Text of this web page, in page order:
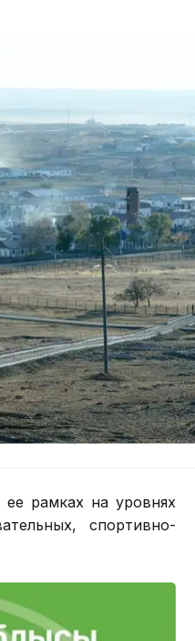
рамках на уровнях
спортивно-